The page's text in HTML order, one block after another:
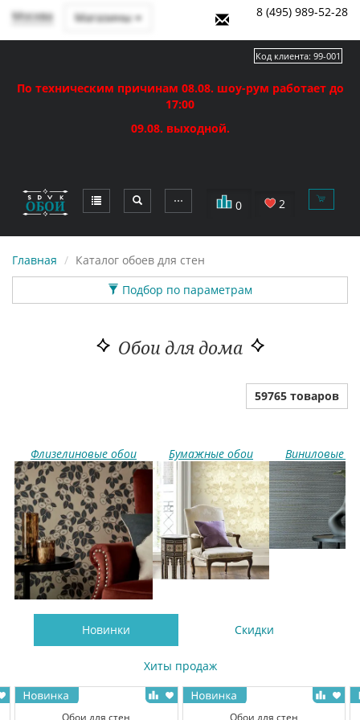
Москва Магазины 8 (495) 989-52-28
По техническим причинам 08.08. шоу-рум работает до
17:00
09.08. выходной.
⋯ 0 2
Код клиента: 99-001
Главная
Каталог обоев для стен
Подбор по параметрам
Обои для дома
59765 товаров
Флизелиновые обои Бумажные обои Виниловые
Новинки Скидки
Хиты продаж
Обои для стен Обои для стен